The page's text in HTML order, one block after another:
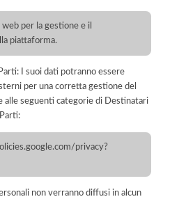
per la gestione e il
piattaforma.
I suoi dati potranno essere
per una corretta gestione del
alle seguenti categorie di Destinatari
privacy?
non verranno diffusi in alcun